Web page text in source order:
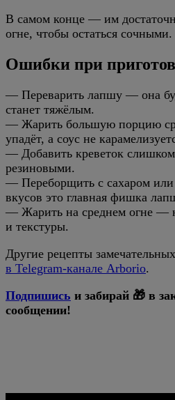
В самом конце — им
огне, чтобы остаться сочными.
Ошибки при
— Переварить лапшу — она
станет тяжёлым.
— Жарить большую порцию
упадёт, а соус не
— Добавить креветок
резиновыми.
— Переборщить с сахаром
вкусов это главная фишка
— Жарить на среднем огне —
и текстуры.
Другие рецепты
в Telegram-канале Arborio.
Подпишись и забирай 🎁 в
сообщении!